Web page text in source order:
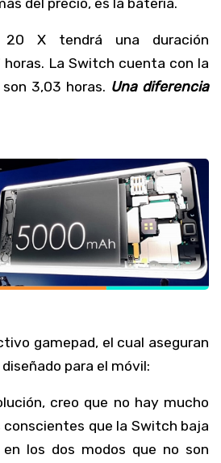
del precio, es la batería.
X tendrá una duración
horas. La Switch cuenta con la
3,03 horas. Una diferencia
gamepad, el cual aseguran
para el móvil:
creo que no hay mucho
conscientes que la Switch baja
los dos modos que no son